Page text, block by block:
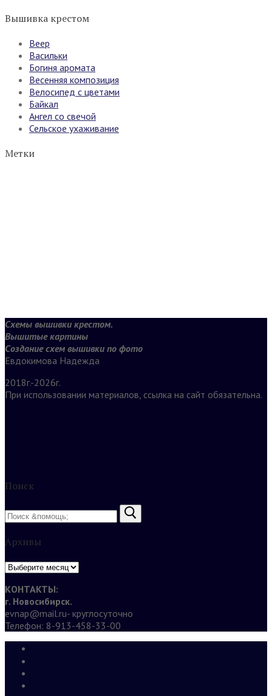
Вышивка крестом
Веер
Васильки
Богиня аромата
Весенняя композиция
Велосипед с цветами
Байкал
Ангел со свечой
Сельское ухаживание
Метки
Схемы вышивки крестом.
Вышитые картины
Создание схем вышивки по фото
Евдокимова Надежда
2018г.-2026г.
При использовании материалов, ссылка на сайт обязательна.
Поиск
Найти:
Архивы
Архивы
КОНТАКТЫ:
г. Новосибирск.
evnap@mail.ru- круглосуточно
Телефон: 8-913-458-33-00